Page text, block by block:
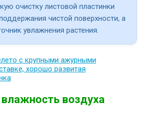
очистку листовой пластинки
чистой поверхности, а
увлажнения растения.
воздуха